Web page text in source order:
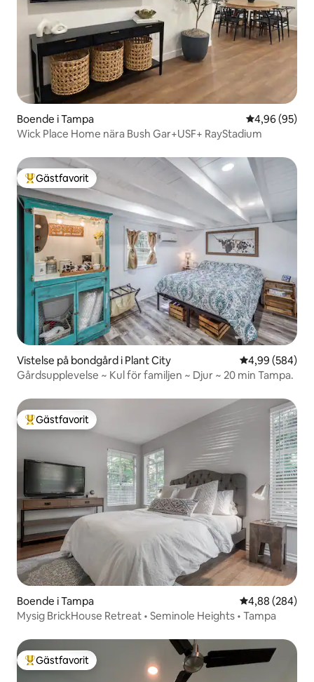
Boende i Tampa 4,96 av 5 i
4,96 (95)
Wick Place Home nära Bush Gar+USF+ RayStadium
Populär gästfavorit
Gästfavorit
Vistelse på bondgård i Plant City 4,99 av 5 i
4,99 (584)
Gårdsupplevelse ~ Kul för familjen ~ Djur ~ 20 min Tampa.
Populär gästfavorit
Gästfavorit
Boende i Tampa 4,88 av 5 i
4,88 (284)
Mysig BrickHouse Retreat • Seminole Heights • Tampa
Populär gästfavorit
Gästfavorit